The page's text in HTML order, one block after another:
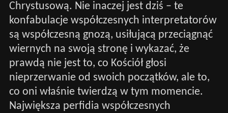
Chrystusową. Nie inaczej jest dziś – te
konfabulacje współczesnych interpretatorów
są współczesną gnozą, usiłującą przeciągnąć
wiernych na swoją stronę i wykazać, że
prawdą nie jest to, co Kościół głosi
nieprzerwanie od swoich początków, ale to,
co oni właśnie twierdzą w tym momencie.
Największa perfidia współczesnych